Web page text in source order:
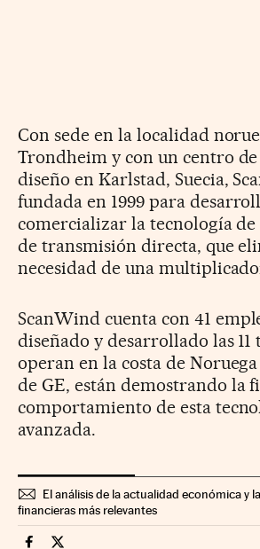
Con sede en la localidad
Trondheim y con un centro
diseño en Karlstad, Suecia,
fundada en 1999 para
comercializar la tecnología
de transmisión directa, que
necesidad de una
ScanWind cuenta con 41
diseñado y desarrollado las
operan en la costa de
de GE, están demostrando la
comportamiento de esta
avanzada.
El análisis de la actualidad económica y
financieras más relevantes